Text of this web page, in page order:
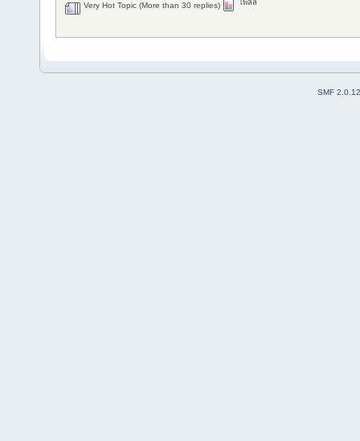
Very Hot Topic (More than 30 replies)
โพลล์
SMF 2.0.12